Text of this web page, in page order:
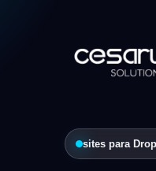
sites para